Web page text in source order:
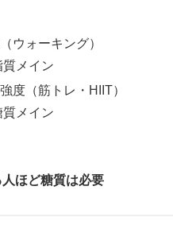
ウォーキング）
メイン
度（筋トレ・HIIT）
メイン
ほど糖質は必要